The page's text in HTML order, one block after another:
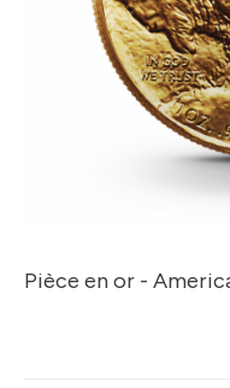
Pièce en or -